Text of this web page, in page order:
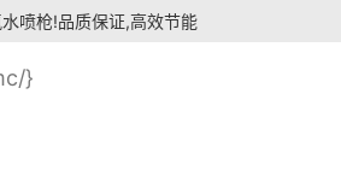
喷枪!品质保证,高效节能